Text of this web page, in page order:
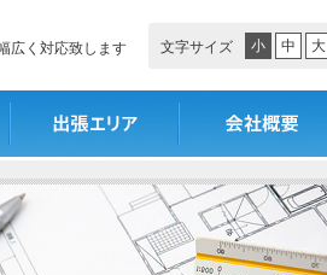
広く対応致します
文字サイズ 小 中 大